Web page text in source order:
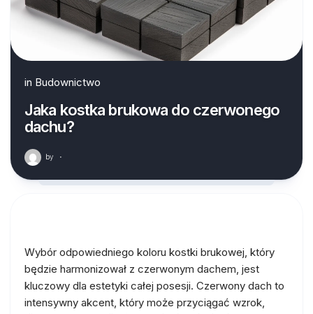
in Budownictwo
Jaka kostka brukowa do czerwonego
dachu?
by ·
Wybór odpowiedniego koloru kostki brukowej, który
będzie harmonizował z czerwonym dachem, jest
kluczowy dla estetyki całej posesji. Czerwony dach to
intensywny akcent, który może przyciągać wzrok,